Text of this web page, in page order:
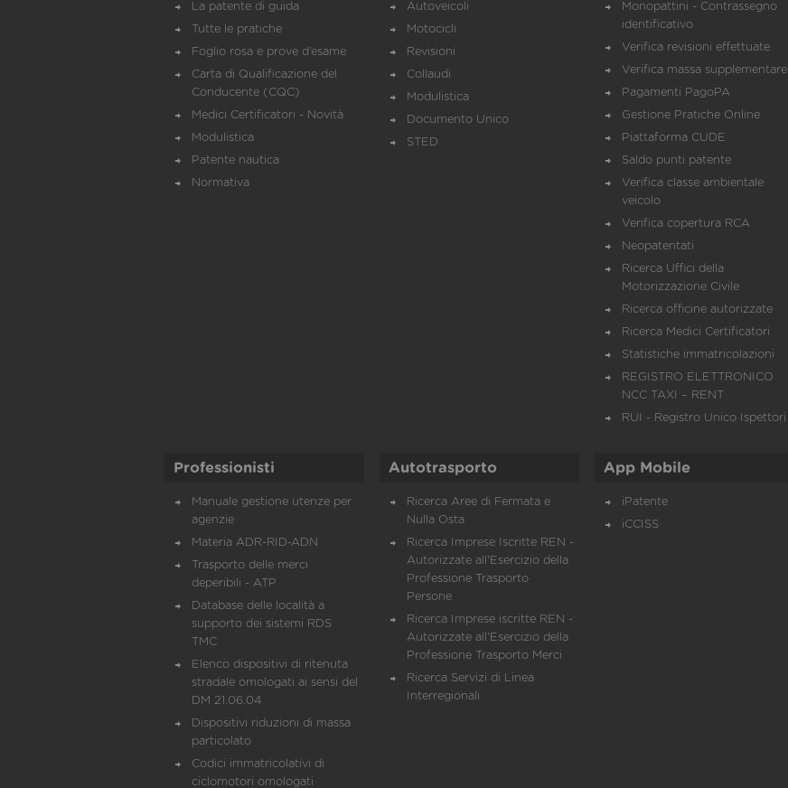
La patente di guida
Tutte le pratiche
Foglio rosa e prove d’esame
Carta di Qualificazione del
Conducente (CQC)
Medici Certificatori - Novità
Modulistica
Patente nautica
Normativa
Autoveicoli
Motocicli
Revisioni
Collaudi
Modulistica
Documento Unico
STED
Monopattini - Contrassegno
identificativo
Verifica revisioni effettuate
Verifica massa supplementare
Pagamenti PagoPA
Gestione Pratiche Online
Piattaforma CUDE
Saldo punti patente
Verifica classe ambientale
veicolo
Verifica copertura RCA
Neopatentati
Ricerca Uffici della
Motorizzazione Civile
Ricerca officine autorizzate
Ricerca Medici Certificatori
Statistiche immatricolazioni
REGISTRO ELETTRONICO
NCC TAXI – RENT
RUI - Registro Unico Ispettori
Professionisti
Manuale gestione utenze per
agenzie
Materia ADR-RID-ADN
Trasporto delle merci
deperibili - ATP
Database delle località a
supporto dei sistemi RDS
TMC
Elenco dispositivi di ritenuta
stradale omologati ai sensi del
DM 21.06.04
Dispositivi riduzioni di massa
particolato
Codici immatricolativi di
ciclomotori omologati
Autotrasporto
Ricerca Aree di Fermata e
Nulla Osta
Ricerca Imprese Iscritte REN -
Autorizzate all'Esercizio della
Professione Trasporto
Persone
Ricerca Imprese iscritte REN -
Autorizzate all'Esercizio della
Professione Trasporto Merci
Ricerca Servizi di Linea
Interregionali
App Mobile
iPatente
iCCISS